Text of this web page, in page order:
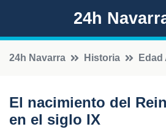
24h
24h Navarra Historia
El nacimiento del
en el siglo IX